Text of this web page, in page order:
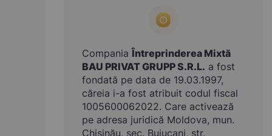
CompaniaÎntreprinderea Mixtă
BAU PRIVAT GRUPP S.R.L. a fost
fondată pe data de 19.03.1997,
căreia i-a fost atribuit codul fiscal
1005600062022. Care activează
pe adresa juridică Moldova, mun.
Chişinău, sec. Buiucani, str.